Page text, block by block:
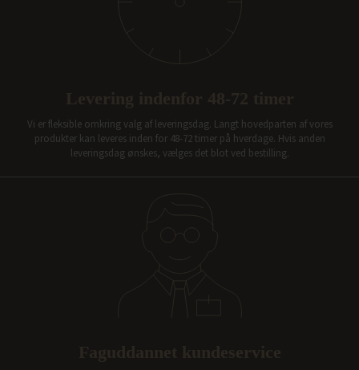
Vi er fleksible omkring valg af leveringsdag. Langt hovedparten af vores
produkter kan leveres inden for 48-72 timer på hverdage. Hvis anden
leveringsdag ønskes, vælges det blot ved bestilling.